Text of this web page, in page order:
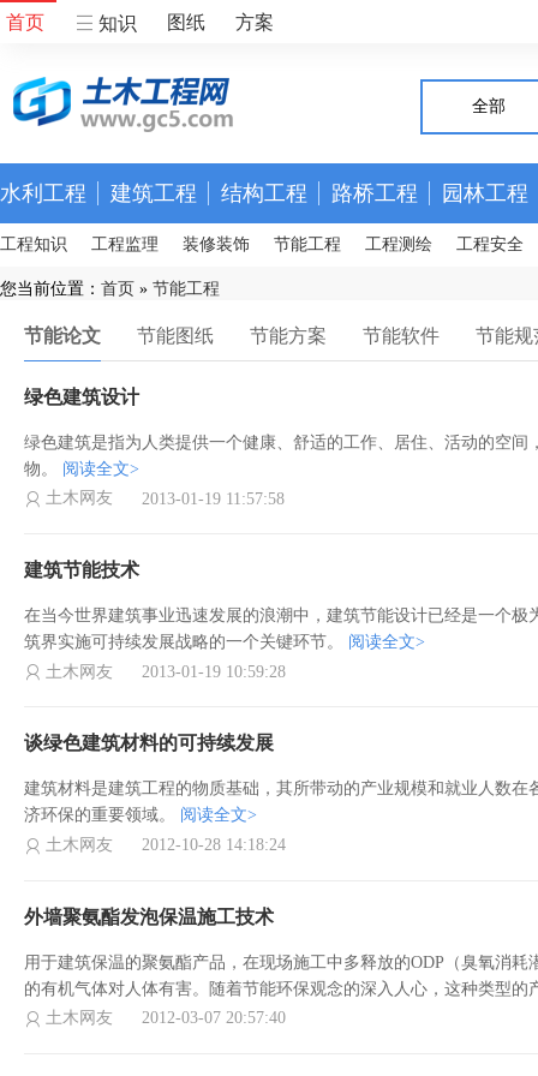
首页 知识 图纸 方案
全部
水利工程 建筑工程 结构工程 路桥工程 园林工程
工程知识 工程监理 装修装饰 节能工程 工程测绘 工程安全
您当前位置： 首页 » 节能工程
节能论文 节能图纸 节能方案 节能软件 节能规
绿色建筑设计
绿色建筑是指为人类提供一个健康、舒适的工作、居住、活动的空
物。 阅读全文>
土木网友
2013-01-19 11:57:58
建筑节能技术
在当今世界建筑事业迅速发展的浪潮中，建筑节能设计已经是一个
筑界实施可持续发展战略的一个关键环节。 阅读全文>
土木网友
2013-01-19 10:59:28
谈绿色建筑材料的可持续发展
建筑材料是建筑工程的物质基础，其所带动的产业规模和就业人数
济环保的重要领域。 阅读全文>
土木网友
2012-10-28 14:18:24
外墙聚氨酯发泡保温施工技术
用于建筑保温的聚氨酯产品，在现场施工中多释放的ODP（臭氧消
的有机气体对人体有害。随着节能环保观念的深入人心，这种类型
土木网友
2012-03-07 20:57:40